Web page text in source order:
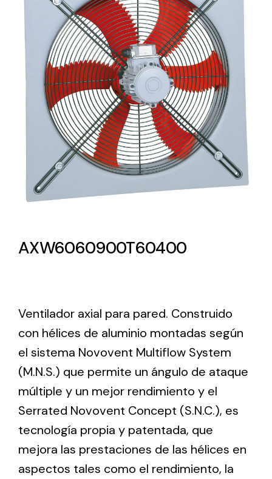
Lighting and Electrical
Equipment
Complete solutions in lighting and electrical
material for each project and need
Ventilación
Ventilation
The incorporation of Novovent into the group
meant a greater offer of ventilation products for
different uses
Iluminación Solar
AXW6060900T60400
Ventilador axial para pared. Construido
con hélices de aluminio montadas según
el sistema Novovent Multiflow System
(M.N.S.) que permite un ángulo de ataque
múltiple y un mejor rendimiento y el
Serrated Novovent Concept (S.N.C.), es
tecnología propia y patentada, que
mejora las prestaciones de las hélices en
aspectos tales como el rendimiento, la